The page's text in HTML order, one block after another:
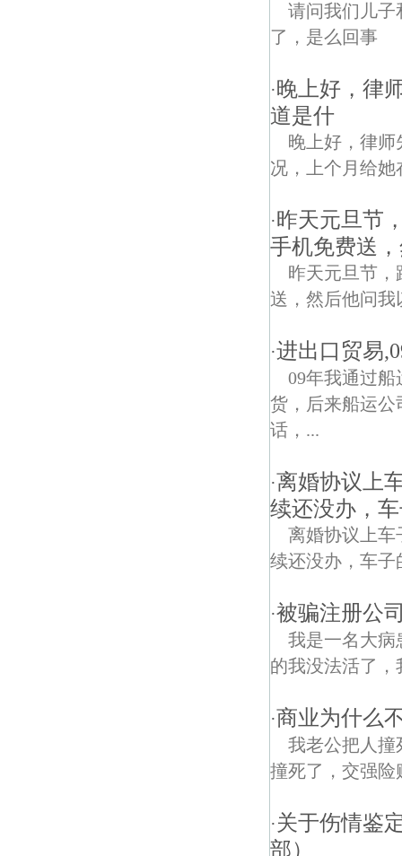
请问我们儿子
了，是么回事
·晚上好，律
道是什
晚上好，律
况，上个月给
·昨天元旦节
手机免费送
昨天元旦节
送，然后他问我
·进出口贸易
09年我通过
货，后来船运公
话，...
·离婚协议上
续还没办，
离婚协议上车
续还没办，车子
·被骗注册公
我是一名大病
的我没法活了
·商业为什么
我老公把人撞
撞死了，交强险
·关于伤情鉴
部）